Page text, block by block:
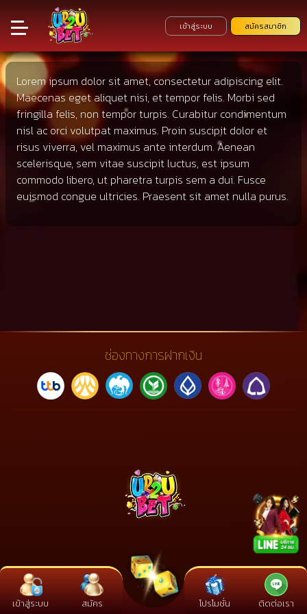
เข้าสู่ระบบ สมัครสมาชิก
Lorem ipsum dolor sit amet, consectetur adipiscing elit.
Maecenas eget aliquet nisi, et tempor felis. Morbi sed
fringilla felis, non tempor turpis. Curabitur condimentum
nisl ac orci volutpat maximus. Proin suscipit dolor et
risus viverra, vel maximus ante interdum. Aenean
scelerisque, sem vitae suscipit luctus, est ipsum
commodo libero, ut pharetra turpis sem a dui. Fusce
euismod congue ultricies. Praesent sit amet nulla purus.
ช่องทางการฝากเงิน
เข้าสู่ระบบ สมัคร โปรโมชั่น ติดต่อเรา